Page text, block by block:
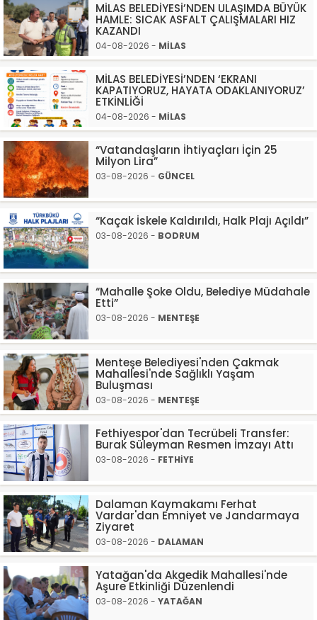
MİLAS BELEDİYESİ’NDEN ULAŞIMDA BÜYÜK
HAMLE: SICAK ASFALT ÇALIŞMALARI HIZ
KAZANDI
04-08-2026 - MİLAS
MİLAS BELEDİYESİ’NDEN ‘EKRANI
KAPATIYORUZ, HAYATA ODAKLANIYORUZ’
ETKİNLİĞİ
04-08-2026 - MİLAS
“Vatandaşların İhtiyaçları İçin 25
Milyon Lira”
03-08-2026 - GÜNCEL
“Kaçak İskele Kaldırıldı, Halk Plajı Açıldı”
03-08-2026 - BODRUM
“Mahalle Şoke Oldu, Belediye Müdahale
Etti”
03-08-2026 - MENTEŞE
Menteşe Belediyesi'nden Çakmak
Mahallesi'nde Sağlıklı Yaşam
Buluşması
03-08-2026 - MENTEŞE
Fethiyespor'dan Tecrübeli Transfer:
Burak Süleyman Resmen İmzayı Attı
03-08-2026 - FETHİYE
Dalaman Kaymakamı Ferhat
Vardar'dan Emniyet ve Jandarmaya
Ziyaret
03-08-2026 - DALAMAN
Yatağan'da Akgedik Mahallesi'nde
Aşure Etkinliği Düzenlendi
03-08-2026 - YATAĞAN